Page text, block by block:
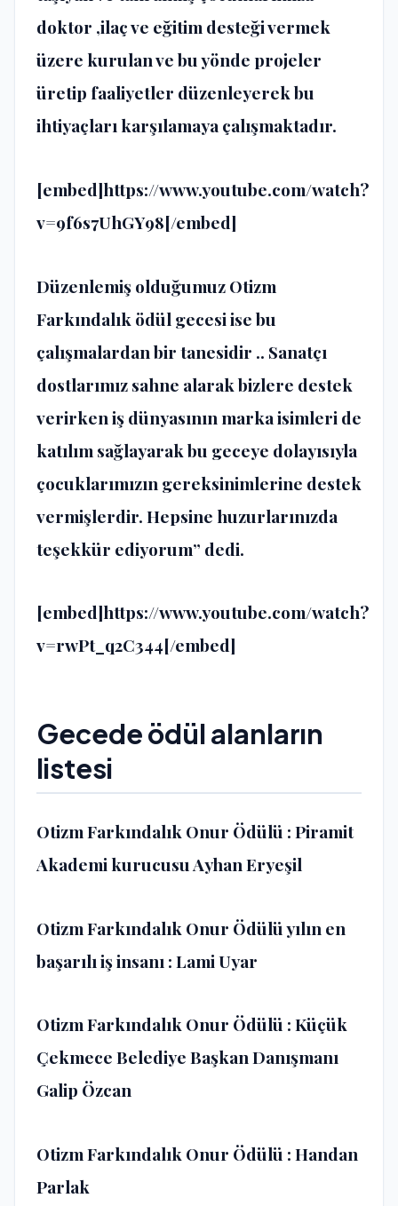
doktor ,ilaç ve eğitim desteği vermek
üzere kurulan ve bu yönde projeler
üretip faaliyetler düzenleyerek bu
ihtiyaçları karşılamaya çalışmaktadır.
[embed]https://www.youtube.com/watch?
v=9f6s7UhGY98[/embed]
Düzenlemiş olduğumuz Otizm
Farkındalık ödül gecesi ise bu
çalışmalardan bir tanesidir .. Sanatçı
dostlarımız sahne alarak bizlere destek
verirken iş dünyasının marka isimleri de
katılım sağlayarak bu geceye dolayısıyla
çocuklarımızın gereksinimlerine destek
vermişlerdir. Hepsine huzurlarınızda
teşekkür ediyorum” dedi.
[embed]https://www.youtube.com/watch?
v=rwPt_q2C344[/embed]
Gecede ödül alanların
listesi
Otizm Farkındalık Onur Ödülü : Piramit
Akademi kurucusu Ayhan Eryeşil
Otizm Farkındalık Onur Ödülü yılın en
başarılı iş insanı : Lami Uyar
Otizm Farkındalık Onur Ödülü : Küçük
Çekmece Belediye Başkan Danışmanı
Galip Özcan
Otizm Farkındalık Onur Ödülü : Handan
Parlak